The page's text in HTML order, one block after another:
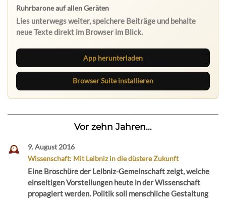
App herunterladen
Browser Suite installieren
Vor zehn Jahren...
9. August 2016
Wissenschaft: Mit Leibniz in die düstere Zukunft
Eine Broschüre der Leibniz-Gemeinschaft zeigt, welche
einseitigen Vorstellungen heute in der Wissenschaft
propagiert werden. Politik soll menschliche Gestaltung